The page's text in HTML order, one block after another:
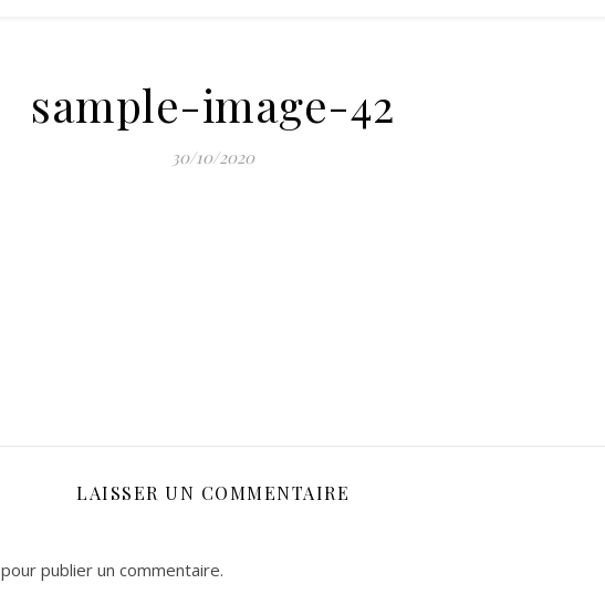
sample-image-42
30/10/2020
LAISSER UN COMMENTAIRE
pour publier un commentaire.